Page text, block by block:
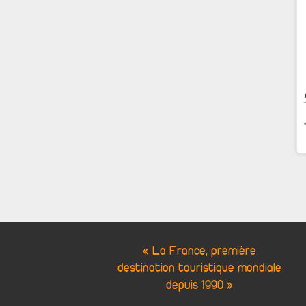
Cookie Consent plugin for the EU cookie law
« La France, première
destination touristique mondiale
depuis 1990 »